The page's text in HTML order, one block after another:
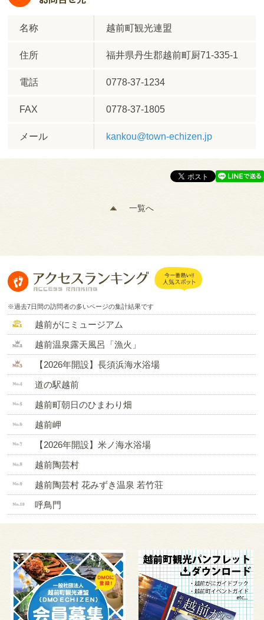
※過去7日間の訪問者の多いページの集計結果です
越前がにミュージアム
越前温泉露天風呂「漁火」
【2026年開設】長須浜海水浴場
道の駅越前
越前町朝日のひまわり畑
越前岬
【2026年開設】米ノ海水浴場
越前陶芸村
越前陶芸村 花みずき温泉 若竹荘
呼鳥門
名称 越前町観光連盟
住所 福井県丹生郡越前町厨71-335-1
電話 0778-37-1234
FAX 0778-37-1805
メール kankou@town-echizen.jp
一覧へ